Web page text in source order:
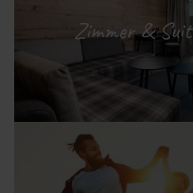
Zimmer &